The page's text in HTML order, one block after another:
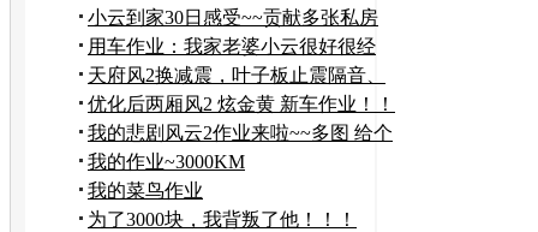
省~~哈哈！！
小云到家30日感受~~贡献多张私房
照！！！
用车作业：我家老婆小云很好很经
济。。。
天府风2换减震，叶子板止震隔音、
LED补充作业
优化后两厢风2 炫金黄 新车作业！！
我的悲剧风云2作业来啦~~多图 给个
认证？
我的作业~3000KM
我的菜鸟作业
为了3000块，我背叛了他！！！